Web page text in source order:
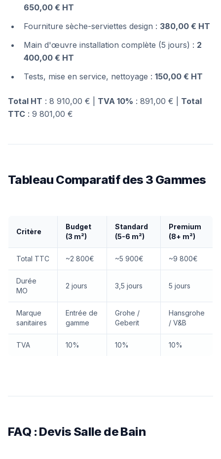
650,00 € HT
Fourniture sèche-serviettes design : 380,00 € HT
Main d'œuvre installation complète (5 jours) : 2
400,00 € HT
Tests, mise en service, nettoyage : 150,00 € HT
Total HT : 8 910,00 € | TVA 10% : 891,00 € | Total
TTC : 9 801,00 €
Tableau Comparatif des 3 Gammes
Critère
Budget
(3 m²)
Standard
(5-6 m²)
Premium
(8+ m²)
Total TTC ~2 800€ ~5 900€ ~9 800€
Durée
MO
2 jours 3,5 jours 5 jours
Marque
sanitaires
Entrée de
gamme
Grohe /
Geberit
Hansgrohe
/ V&B
TVA 10% 10% 10%
FAQ : Devis Salle de Bain